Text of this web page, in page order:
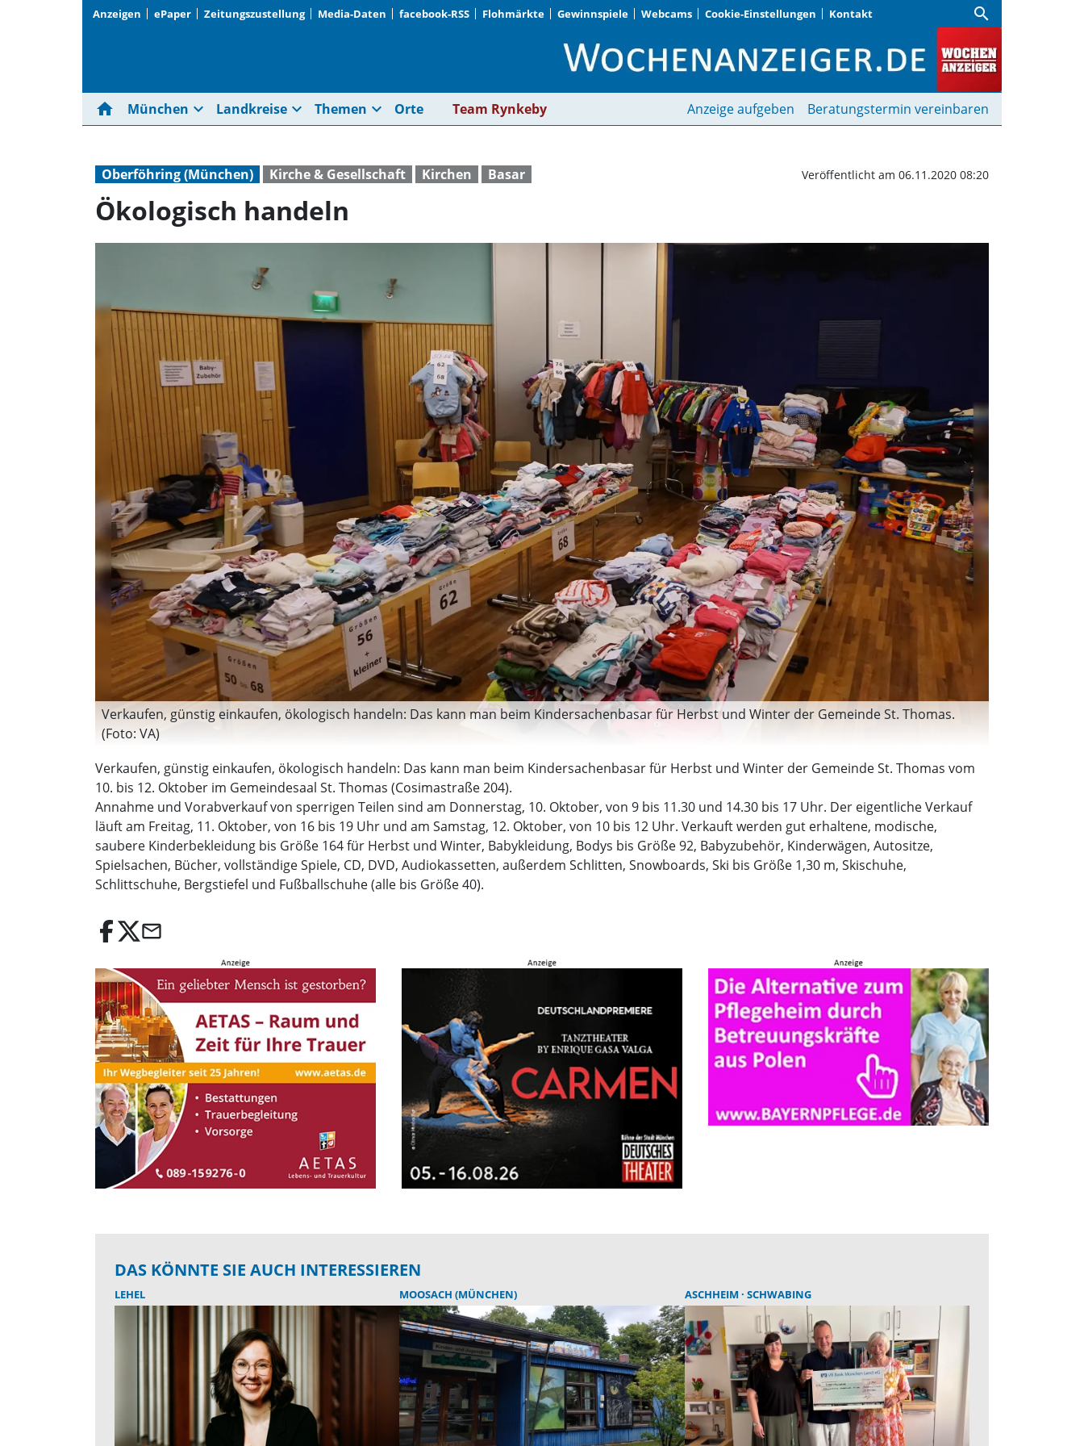
Anzeigen ePaper Zeitungszustellung Media-Daten facebook-RSS Flohmärkte Gewinnspiele Webcams Cookie-Einstellungen Kontakt search
Ökologisch handeln | Wochenanzeiger
home München expand_more Landkreise expand_more Themen expand_more Orte Team Rynkeby Anzeige aufgeben Beratungstermin vereinbaren
Oberföhring (München) Kirche & Gesellschaft Kirchen Basar Veröffentlicht am 06.11.2020 08:20
Ökologisch handeln
Verkaufen, günstig einkaufen, ökologisch handeln: Das kann man beim Kindersachenbasar für Herbst und Winter der Gemeinde St. Thomas.
(Foto: VA)
Verkaufen, günstig einkaufen, ökologisch handeln: Das kann man beim Kindersachenbasar für Herbst und Winter der Gemeinde St. Thomas vom
10. bis 12. Oktober im Gemeindesaal St. Thomas (Cosimastraße 204).
Annahme und Vorabverkauf von sperrigen Teilen sind am Donnerstag, 10. Oktober, von 9 bis 11.30 und 14.30 bis 17 Uhr. Der eigentliche Verkauf
läuft am Freitag, 11. Oktober, von 16 bis 19 Uhr und am Samstag, 12. Oktober, von 10 bis 12 Uhr. Verkauft werden gut erhaltene, modische,
saubere Kinderbekleidung bis Größe 164 für Herbst und Winter, Babykleidung, Bodys bis Größe 92, Babyzubehör, Kinderwägen, Autositze,
Spielsachen, Bücher, vollständige Spiele, CD, DVD, Audiokassetten, außerdem Schlitten, Snowboards, Ski bis Größe 1,30 m, Skischuhe,
Schlittschuhe, Bergstiefel und Fußballschuhe (alle bis Größe 40).
email
DAS KÖNNTE SIE AUCH INTERESSIEREN
LEHEL MOOSACH (MÜNCHEN) ASCHHEIM SCHWABING